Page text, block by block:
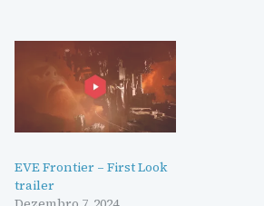
EVE Frontier – First Look
trailer